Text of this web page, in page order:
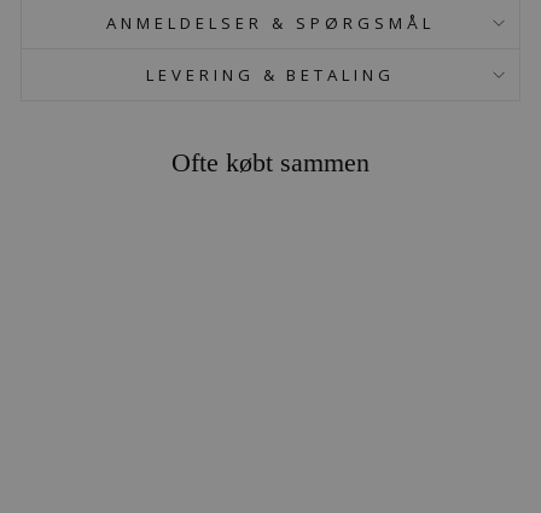
ANMELDELSER & SPØRGSMÅL
LEVERING & BETALING
Ofte købt sammen